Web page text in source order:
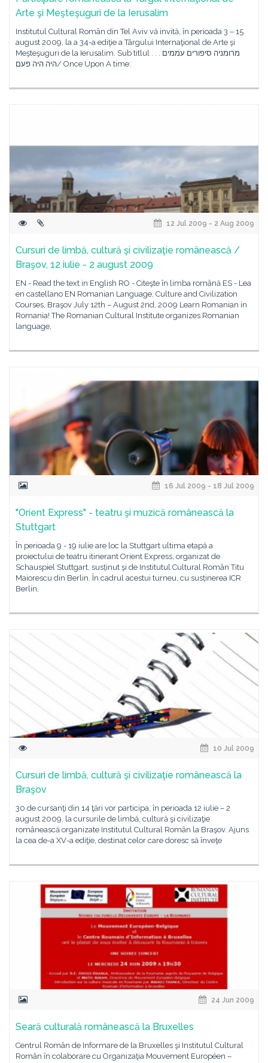
Arte şi Meşteşuguri de la Ierusalim
Institutul Cultural Român din Tel Aviv vă invită, în perioada 3 – 15
august 2009, la a 34-a ediţie a Târgului Internaţional de Arte şi
Meşteşuguri de la Ierusalim. Sub titlul מרומניה סיפורים עממים . . .
היה היה פעם/ Once Upon A time:
12 Jul 2009 - 2 Aug 2009
Cursuri de limbă, cultură şi civilizaţie românească /
Braşov, 12 iulie - 2 august 2009
EN - Read the text in English RO - Citeşte în limba română ES - Lea
en castellano EN Romanian Language, Culture and Civilization
Courses, Braşov July 12th – August 2nd, 2009 Learn Romanian in
Romania! The Romanian Cultural Institute organizes Romanian
language,
16 Jul 2009 - 18 Jul 2009
"Orient Express" - teatru şi muzică românească la
Stuttgart
În perioada 9 - 19 iulie are loc la Stuttgart ultima etapă a
proiectului de teatru itinerant Orient Express, organizat de
Schauspiel Stuttgart, susținut şi de Institutul Cultural Român Titu
Maiorescu din Berlin. În cadrul acestui turneu, cu susținerea ICR
Berlin,
10 Jul 2009
Cursuri de limbă, cultură şi civilizaţie românească la
Braşov
30 de cursanţi din 14 ţări vor participa, în perioada 12 iulie – 2
august 2009, la cursurile de limbă, cultură şi civilizaţie
românească organizate Institutul Cultural Român la Braşov. Ajuns
la cea de-a XV-a ediţie, destinat celor care doresc să înveţe
24 Jun 2009
Seară culturală românească la Bruxelles
Centrul Român de Informare de la Bruxelles şi Institutul Cultural
Român în colaborare cu Organizaţia Mouvement Européen –